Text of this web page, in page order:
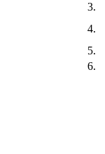
3.
4.
5.
6.